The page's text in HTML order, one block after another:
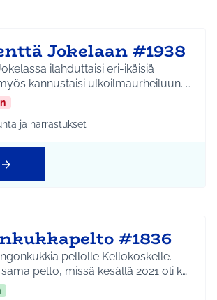
Jokelaan #1938
ilahduttaisi eri-ikäisiä
asukkaita. Se myös kannustaisi ulkoilmaurheiluun. …
mukaan: Jokela
teeman mukaan: Liikunta ja
ja harrastukset
#1836
pellolle Kellokoskelle.
pelto, missä kesällä 2021 oli k…